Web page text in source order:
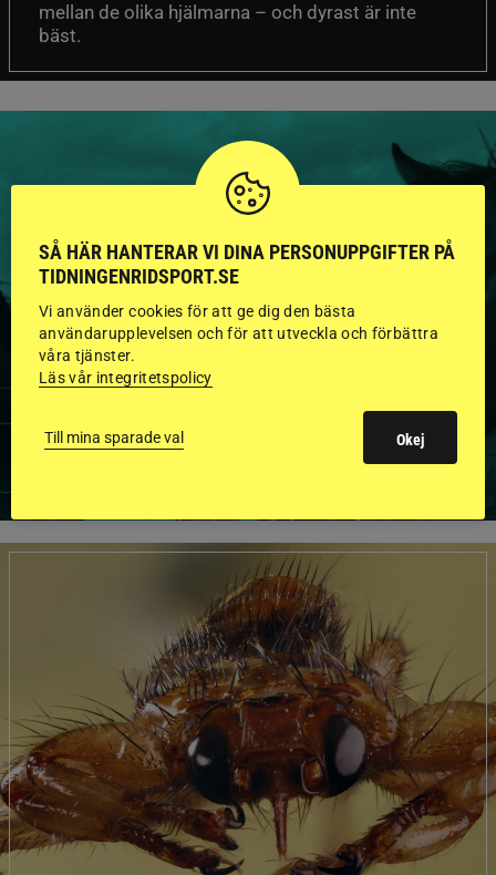
mellan de olika hjälmarna – och dyrast är inte
bäst.
GODKÄNDA HINGSTAR I
FLERA KATEGORIER MED
BILDER OCH FAKTA
VISA ALLA HINGSTAR
SÅ HÄR HANTERAR VI DINA PERSONUPPGIFTER PÅ
TIDNINGENRIDSPORT.SE
Vi använder cookies för att ge dig den bästa
användarupplevelsen och för att utveckla och förbättra
våra tjänster.
Läs vår integritetspolicy
Till mina sparade val Okej